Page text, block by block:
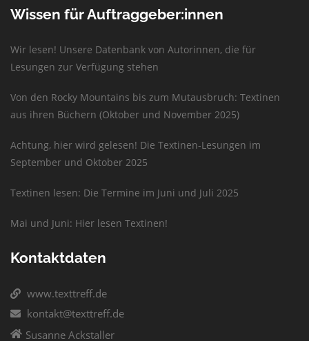
Wissen für Auftraggeber:innen
Wir lesen! Unsere Datenbank von Autorinnen, die für
Lesungen zur Verfügung stehen
Von den Rocky Mountains bis zum Mutausbruch: Textinen
aus ihren Büchern (Oktober und November 2025)
Achtung, hier wird gelesen! Die Textinen-Lesungen im
September und Oktober 2025
Textinen lesen: Die Termine im Juni und Juli 2025
Mai und Juni: Hier lesen Textinen!
Kontaktdaten
www.texttreff.de
kontakt@texttreff.de
Susanne Ackstaller